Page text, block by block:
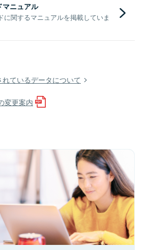
マニュアル
に関するマニュアルを掲載していま
ているデータについて
変更案内